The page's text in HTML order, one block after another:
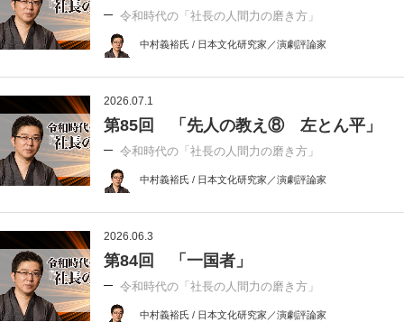
令和時代の「社長の人間力の磨き方」
中村義裕氏 / 日本文化研究家／演劇評論家
2026.07.1
第85回 「先人の教え⑧ 左とん平」
令和時代の「社長の人間力の磨き方」
中村義裕氏 / 日本文化研究家／演劇評論家
2026.06.3
第84回 「一国者」
令和時代の「社長の人間力の磨き方」
中村義裕氏 / 日本文化研究家／演劇評論家